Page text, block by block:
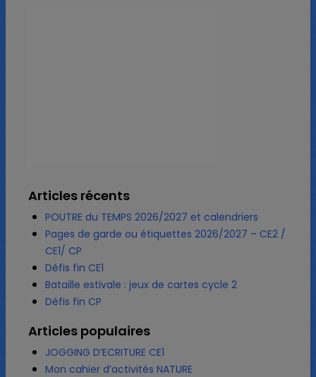
Articles récents
POUTRE du TEMPS 2026/2027 et calendriers
Pages de garde ou étiquettes 2026/2027 – CE2 /
CE1/ CP
Défis fin CE1
Bataille estivale : jeux de cartes cycle 2
Défis fin CP
Articles populaires
JOGGING D’ECRITURE CE1
Mon cahier d’activités NATURE